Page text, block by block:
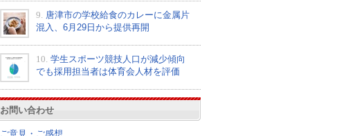
9. 唐津市の学校給食のカレーに金属片
混入、6月29日から提供再開
10. 学生スポーツ競技人口が減少傾向
でも採用担当者は体育会人材を評価
お問い合わせ
ご意見・ご感想